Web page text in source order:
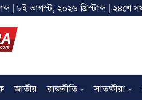
| ৮ই আগস্ট, ২০২৬ খ্রিস্টাব্দ | ২৪শে
জাতীয় রাজনীতি সাতক্ষীরা